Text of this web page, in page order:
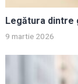
Legătura dintre
9 martie 2026